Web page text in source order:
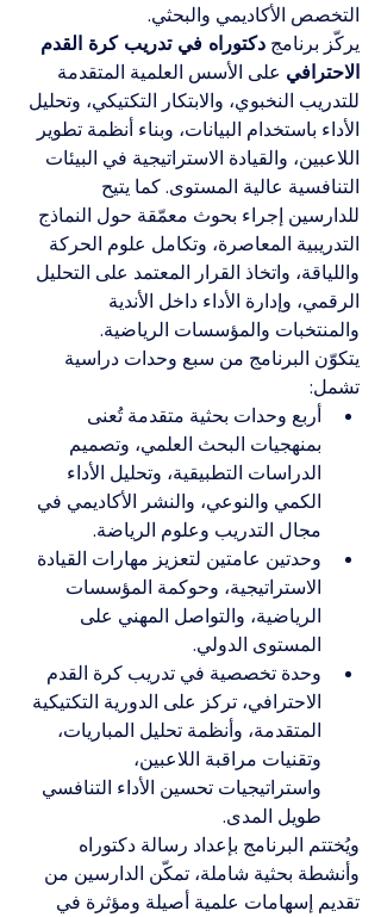
التخصص الأكاديمي والبحثي.
يركّز برنامج دكتوراه في تدريب كرة القدم
الاحترافي على الأسس العلمية المتقدمة
للتدريب النخبوي، والابتكار التكتيكي، وتحليل
الأداء باستخدام البيانات، وبناء أنظمة تطوير
اللاعبين، والقيادة الاستراتيجية في البيئات
التنافسية عالية المستوى. كما يتيح
للدارسين إجراء بحوث معمّقة حول النماذج
التدريبية المعاصرة، وتكامل علوم الحركة
واللياقة، واتخاذ القرار المعتمد على التحليل
الرقمي، وإدارة الأداء داخل الأندية
والمنتخبات والمؤسسات الرياضية.
يتكوّن البرنامج من سبع وحدات دراسية
تشمل:
أربع وحدات بحثية متقدمة تُعنى
بمنهجيات البحث العلمي، وتصميم
الدراسات التطبيقية، وتحليل الأداء
الكمي والنوعي، والنشر الأكاديمي في
مجال التدريب وعلوم الرياضة.
وحدتين عامتين لتعزيز مهارات القيادة
الاستراتيجية، وحوكمة المؤسسات
الرياضية، والتواصل المهني على
المستوى الدولي.
وحدة تخصصية في تدريب كرة القدم
الاحترافي، تركز على الدورية التكتيكية
المتقدمة، وأنظمة تحليل المباريات،
وتقنيات مراقبة اللاعبين،
واستراتيجيات تحسين الأداء التنافسي
طويل المدى.
ويُختتم البرنامج بإعداد رسالة دكتوراه
وأنشطة بحثية شاملة، تمكّن الدارسين من
تقديم إسهامات علمية أصيلة ومؤثرة في